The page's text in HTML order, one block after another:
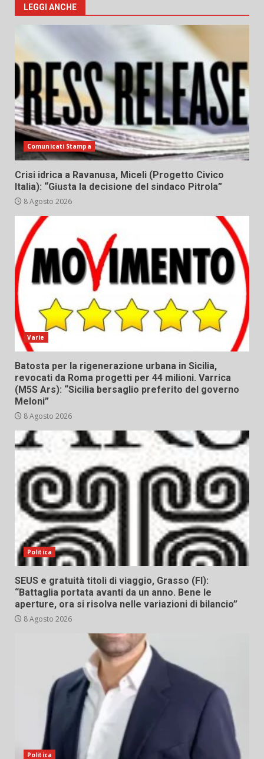
LEGGI ANCHE
Comunicati Stampa
Crisi idrica a Ravanusa, Miceli (Progetto Civico
Italia): “Giusta la decisione del sindaco Pitrola”
8 Agosto 2026
Varie
Batosta per la rigenerazione urbana in Sicilia,
revocati da Roma progetti per 44 milioni. Varrica
(M5S Ars): “Sicilia bersaglio preferito del governo
Meloni”
8 Agosto 2026
Politica
SEUS e gratuità titoli di viaggio, Grasso (FI):
“Battaglia portata avanti da un anno. Bene le
aperture, ora si risolva nelle variazioni di bilancio”
8 Agosto 2026
Politica